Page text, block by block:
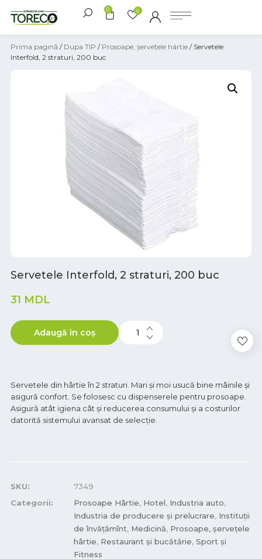
0 0
Prima pagină / Dupa TIP / Prosoape, șervețele hârtie / Servetele
Interfold, 2 straturi, 200 buc
Servetele Interfold, 2 straturi, 200 buc
31 MDL
Adaugă în coș
Servetele din hârtie în 2 straturi. Mari și moi usucă bine mâinile și
asigură confort. Se folosesc cu dispenserele pentru prosoape.
Asigură atât igiena cât și reducerea consumului și a costurilor
datorită sistemului avansat de selecție.
SKU:
7349
Categorii:
Prosoape Hârtie, Hotel, Industria auto,
Industria de producere și prelucrare, Instituții
de învățămînt, Medicină, Prosoape, șervețele
hârtie, Restaurant și bucătărie, Sport și
Fitness